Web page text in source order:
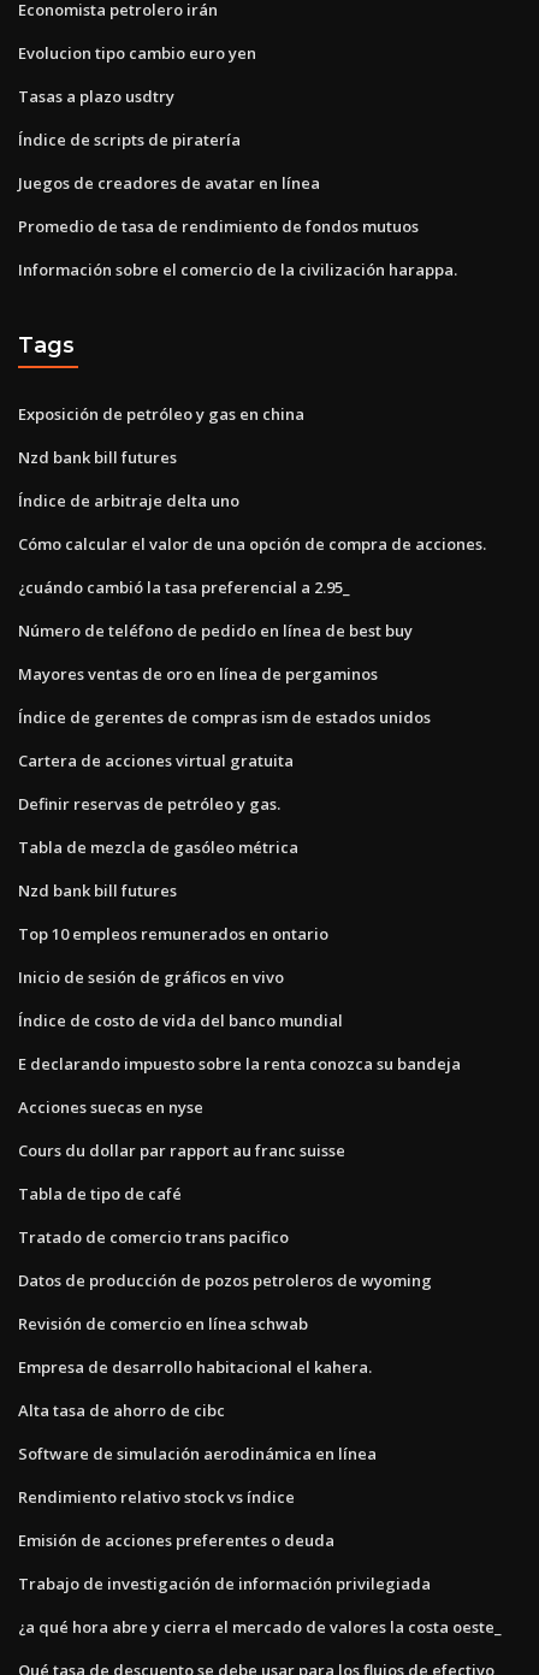
Economista petrolero irán
Evolucion tipo cambio euro yen
Tasas a plazo usdtry
Índice de scripts de piratería
Juegos de creadores de avatar en línea
Promedio de tasa de rendimiento de fondos mutuos
Información sobre el comercio de la civilización harappa.
Tags
Exposición de petróleo y gas en china
Nzd bank bill futures
Índice de arbitraje delta uno
Cómo calcular el valor de una opción de compra de acciones.
¿cuándo cambió la tasa preferencial a 2.95_
Número de teléfono de pedido en línea de best buy
Mayores ventas de oro en línea de pergaminos
Índice de gerentes de compras ism de estados unidos
Cartera de acciones virtual gratuita
Definir reservas de petróleo y gas.
Tabla de mezcla de gasóleo métrica
Nzd bank bill futures
Top 10 empleos remunerados en ontario
Inicio de sesión de gráficos en vivo
Índice de costo de vida del banco mundial
E declarando impuesto sobre la renta conozca su bandeja
Acciones suecas en nyse
Cours du dollar par rapport au franc suisse
Tabla de tipo de café
Tratado de comercio trans pacifico
Datos de producción de pozos petroleros de wyoming
Revisión de comercio en línea schwab
Empresa de desarrollo habitacional el kahera.
Alta tasa de ahorro de cibc
Software de simulación aerodinámica en línea
Rendimiento relativo stock vs índice
Emisión de acciones preferentes o deuda
Trabajo de investigación de información privilegiada
¿a qué hora abre y cierra el mercado de valores la costa oeste_
Qué tasa de descuento se debe usar para los flujos de efectivo